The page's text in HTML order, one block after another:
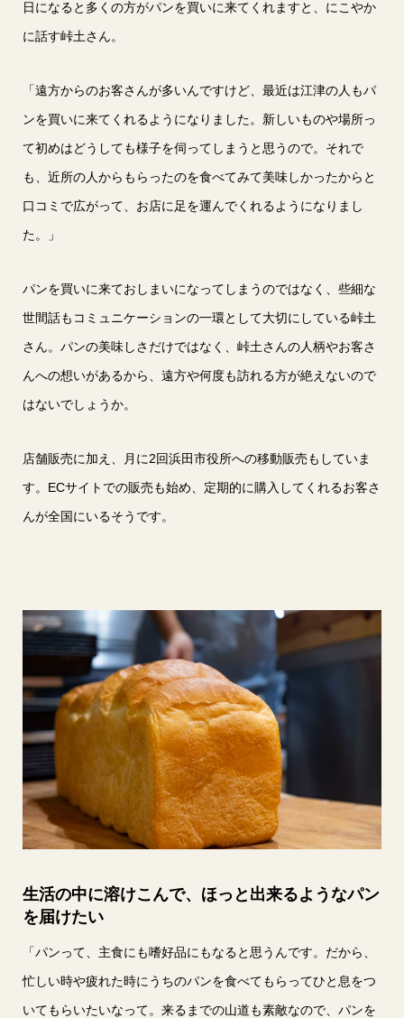
日になると多くの方がパンを買いに来てくれますと、にこやか
に話す峠土さん。
「遠方からのお客さんが多いんですけど、最近は江津の人もパ
ンを買いに来てくれるようになりました。新しいものや場所っ
て初めはどうしても様子を伺ってしまうと思うので。それで
も、近所の人からもらったのを食べてみて美味しかったからと
口コミで広がって、お店に足を運んでくれるようになりまし
た。」
パンを買いに来ておしまいになってしまうのではなく、些細な
世間話もコミュニケーションの一環として大切にしている峠土
さん。パンの美味しさだけではなく、峠土さんの人柄やお客さ
んへの想いがあるから、遠方や何度も訪れる方が絶えないので
はないでしょうか。
店舗販売に加え、月に2回浜田市役所への移動販売もしていま
す。ECサイトでの販売も始め、定期的に購入してくれるお客さ
んが全国にいるそうです。
生活の中に溶けこんで、ほっと出来るようなパン
を届けたい
「パンって、主食にも嗜好品にもなると思うんです。だから、
忙しい時や疲れた時にうちのパンを食べてもらってひと息をつ
いてもらいたいなって。来るまでの山道も素敵なので、パンを